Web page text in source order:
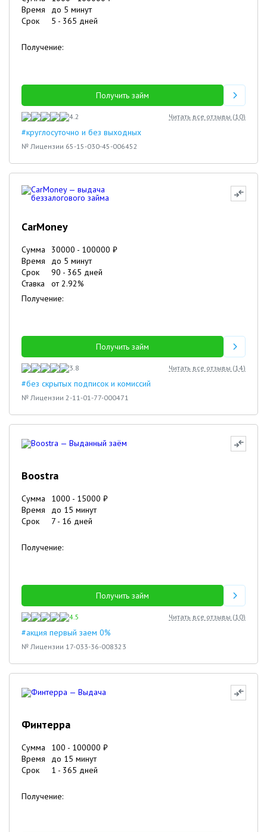
Время
до 5 минут
Срок
5 - 365 дней
Получение:
Получить займ
4.2 Читать все отзывы (10)
#круглосуточно и без выходных
№ Лицензии 65-15-030-45-006452
CarMoney
Сумма 30000 - 100000 ₽
Время
до 5 минут
Срок
90 - 365 дней
Ставка
от2.92%
Получение:
Получить займ
3.8 Читать все отзывы (14)
#без скрытых подписок и комиссий
№ Лицензии 2-11-01-77-000471
Boostra
Сумма 1000 - 15000 ₽
Время
до 15 минут
Срок
7 - 16 дней
Получение:
Получить займ
4.5 Читать все отзывы (10)
#акция первый заем 0%
№ Лицензии 17-033-36-008323
Финтерра
Сумма 100 - 100000 ₽
Время
до 15 минут
Срок
1 - 365 дней
Получение: